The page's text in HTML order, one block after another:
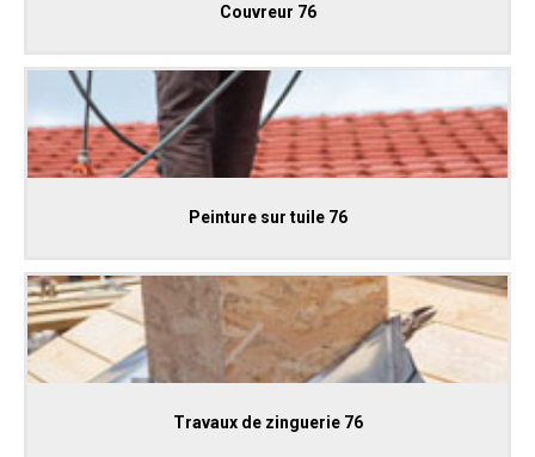
Couvreur 76
Peinture sur tuile 76
Travaux de zinguerie 76